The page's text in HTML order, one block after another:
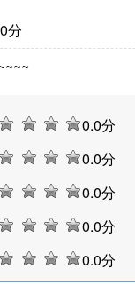
分
0.0分
0.0分
0.0分
0.0分
0.0分